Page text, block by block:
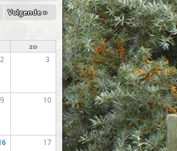
Volgende »
zo
2 3
9 10
17